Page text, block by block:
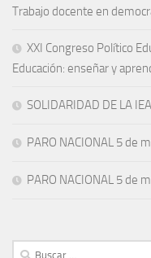
Trabajo docente en
XXI Congreso Político
Educación: enseñar y
SOLIDARIDAD DE LA
PARO NACIONAL 5 de
PARO NACIONAL 5 de
Buscar: